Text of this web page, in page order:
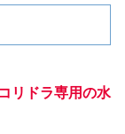
リドラ専用の水